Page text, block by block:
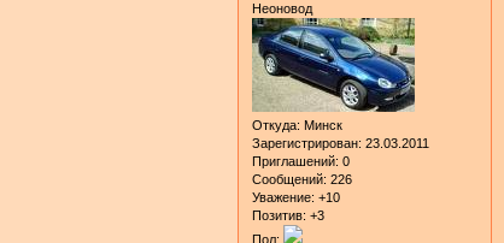
Неоновод
Откуда: Минск
Зарегистрирован: 23.03.2011
Приглашений: 0
Сообщений: 226
Уважение: +10
Позитив: +3
Пол: